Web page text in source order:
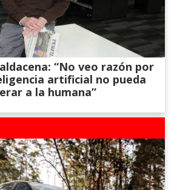
“No veo razón por
artificial no pueda
a la humana”